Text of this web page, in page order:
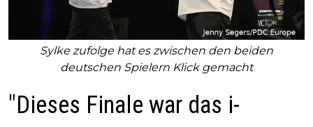
Sylke zufolge hat es zwischen den beiden
deutschen Spielern Klick gemacht
"Dieses Finale war das i-